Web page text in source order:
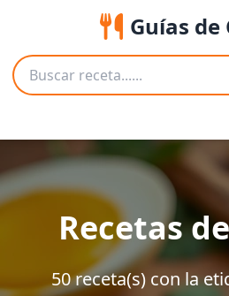
Guías de
Recetas
50 receta(s) con la